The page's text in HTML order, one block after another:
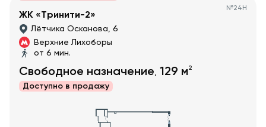
№24Н
ЖК «Тринити-2»
Лётчика Осканова, 6
Верхние Лихоборы
от 6 мин.
Свободное назначение, 129 м2
Доступно в продажу